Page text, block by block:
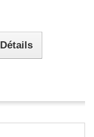
Détails